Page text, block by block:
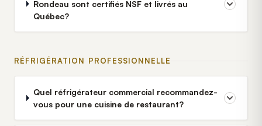
Rondeau sont certifiés NSF et livrés au
Québec?
RÉFRIGÉRATION PROFESSIONNELLE
Quel réfrigérateur commercial recommandez-
vous pour une cuisine de restaurant?